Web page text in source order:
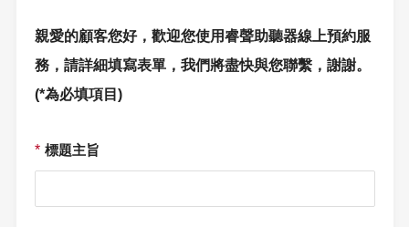
親愛的顧客您好，歡迎您使用睿聲助聽器線上預約服
務，請詳細填寫表單，我們將盡快與您聯繫，謝謝。
(*為必填項目)
* 標題主旨